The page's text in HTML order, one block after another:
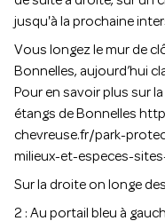
jusqu'à la prochaine
Vous longez le mur de
Bonnelles, aujourd’hui
Pour en savoir plus sur
étangs de Bonnelles
chevreuse.fr/park-
milieux-et-especes-
Sur la droite on longe
2 : Au portail bleu à